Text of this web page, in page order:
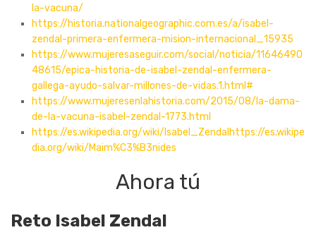
la-vacuna/
https://historia.nationalgeographic.com.es/a/isabel-
zendal-primera-enfermera-mision-internacional_15935
https://www.mujeresaseguir.com/social/noticia/11646490
48615/epica-historia-de-isabel-zendal-enfermera-
gallega-ayudo-salvar-millones-de-vidas.1.html#
https://www.mujeresenlahistoria.com/2015/08/la-dama-
de-la-vacuna-isabel-zendal-1773.html
https://es.wikipedia.org/wiki/Isabel_Zendalhttps://es.wikipe
dia.org/wiki/Maim%C3%B3nides
Ahora tú
Reto Isabel Zendal